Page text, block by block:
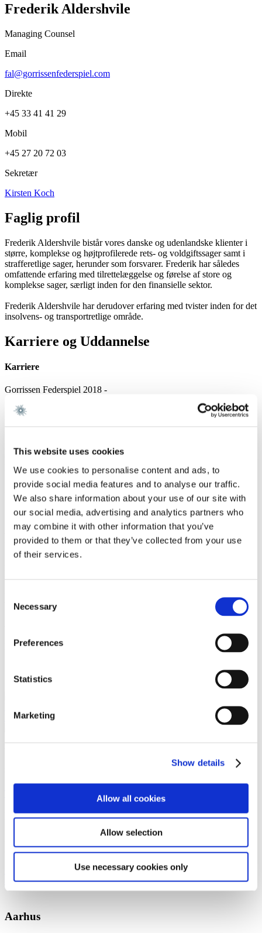
This website uses cookies
We use cookies to personalise content and ads, to
provide social media features and to analyse our traffic.
We also share information about your use of our site with
our social media, advertising and analytics partners who
may combine it with other information that you’ve
provided to them or that they’ve collected from your use
of their services.
Selection
Necessary
Preferences
Statistics
Marketing
Show details
Allow all cookies
Allow selection
Use necessary cookies only
Frederik Aldershvile
Managing Counsel
Email
fal@gorrissenfederspiel.com
Direkte
+45 33 41 41 29
Mobil
+45 27 20 72 03
Sekretær
Kirsten Koch
Faglig profil
Frederik Aldershvile bistår vores danske og udenlandske klienter i
større, komplekse og højtprofilerede rets- og voldgiftssager samt i
strafferetlige sager, herunder som forsvarer. Frederik har således
omfattende erfaring med tilrettelæggelse og førelse af store og
komplekse sager, særligt inden for den finansielle sektor.
Frederik Aldershvile har derudover erfaring med tvister inden for det
insolvens- og transportretlige område.
Karriere og Uddannelse
Karriere
Gorrissen Federspiel 2018 -
Advokat 2019
Cand. jur., Københavns Universitet 2016
HA(jur.), Copenhagen Business School 2012
Sprog
Engelsk
Ratings
Københavns Retshjælp 2015 - 2016
Specialer
Proces
stærke internationale relationer.
Tilmeld dig nyheder og arrangementer
København
Axeltorv 2
contact@gorrissenfederspiel.com
Aarhus